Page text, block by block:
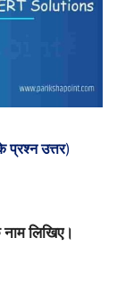
प्रश्न उत्तर)
लिखिए।